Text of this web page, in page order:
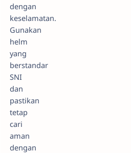
dengan
keselamatan.
Gunakan
helm
yang
berstandar
SNI
dan
pastikan
tetap
cari
aman
dengan